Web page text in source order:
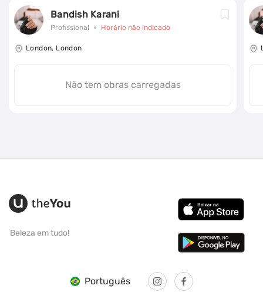
Bandish Karani
Profissional Horário não indicado
London, London
Não tem obras carregadas
Beleza em tudo!
Português